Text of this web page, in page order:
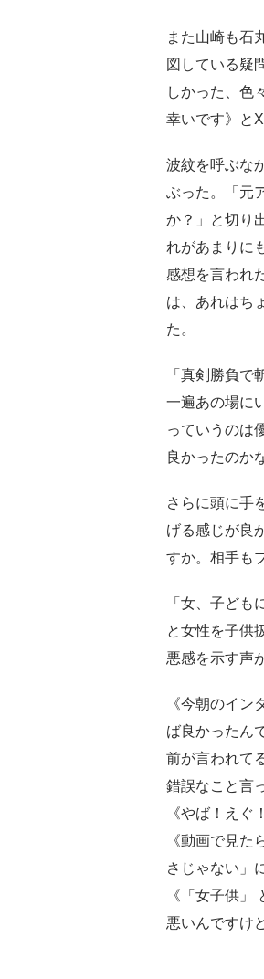
また山崎も石
図している疑
しかった、色
幸いです》と
波紋を呼ぶな
ぶった。「元
か？」と切り
れがあまりに
感想を言われ
は、あれはち
た。
「真剣勝負
一遍あの場に
っていうのは
良かったのか
さらに頭に手
げる感じが良
すか。相手も
「女、子ども
と女性を子供
悪感を示す声
《今朝のイ
ば良かったん
前が言われて
錯誤なこと言
《やば！えぐ
《動画で見た
さじゃない」
《「女子供
悪いんですけ